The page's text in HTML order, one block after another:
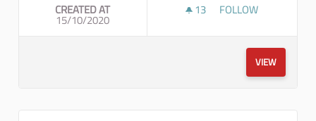
CREATED AT
15/10/2020
13 13 FOLLOWERS
FOLLOW
VIEW